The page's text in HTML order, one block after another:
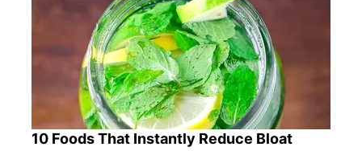
10 Foods That Instantly Reduce Bloat